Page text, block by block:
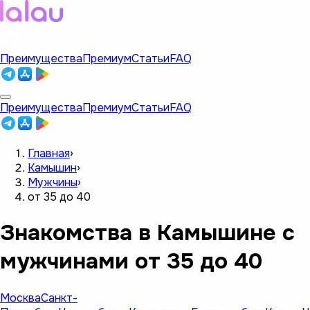
ПреимуществаПремиумСтатьиFAQ
ПреимуществаПремиумСтатьиFAQ
Главная›
Камышин›
Мужчины›
от 35 до 40
Знакомства в Камышине с
мужчинами от 35 до 40
МоскваСанкт-